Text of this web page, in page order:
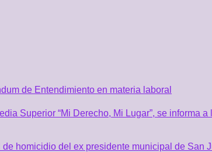
de Entendimiento en materia laboral
Superior “Mi Derecho, Mi Lugar”, se informa
homicidio del ex presidente municipal de San